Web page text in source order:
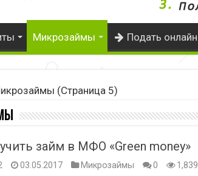
Микрозаймы Подать
(Страница 5)
займ в МФО «Green money»
03.05.2017 Микрозаймы 0 1,839